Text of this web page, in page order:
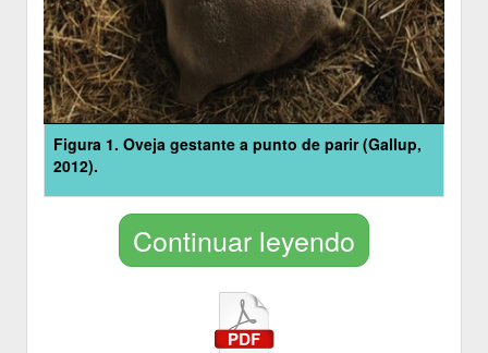
Figura 1. Oveja gestante a punto de parir (Gallup,
2012).
Continuar leyendo